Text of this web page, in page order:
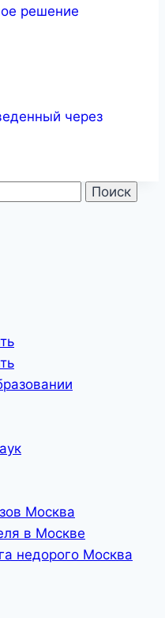
решение
через
Москва
в Москве
недорого Москва